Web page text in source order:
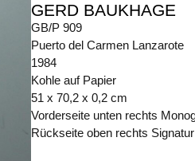
GERD BAUKHAGE
GB/P 909
Puerto del Carmen Lanzarote
1984
Kohle auf Papier
51 x 70,2 x 0,2 cm
Vorderseite unten rechts
Rückseite oben rechts